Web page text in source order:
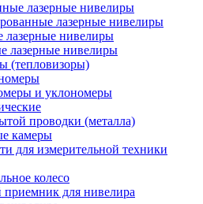
лазерные нивелиры
лазерные нивелиры
лазерные нивелиры
лазерные нивелиры
(тепловизоры)
и уклономеры
проводки (металла)
камеры
для измерительной техники
колесо
приемник для нивелира